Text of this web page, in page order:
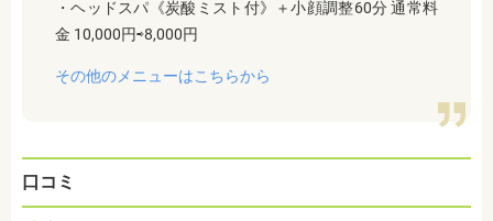
・ヘッドスパ《炭酸ミスト付》＋小顔調整60分 通常料
金 10,000円⇨8,000円
その他のメニューはこちらから
口コミ